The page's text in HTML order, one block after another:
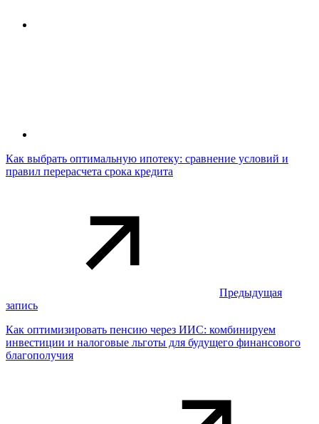
Как выбрать оптимальную ипотеку: сравнение условий и
правил перерасчета срока кредита
Предыдущая
запись
Как оптимизировать пенсию через ИИС: комбинируем
инвестиции и налоговые льготы для будущего финансового
благополучия